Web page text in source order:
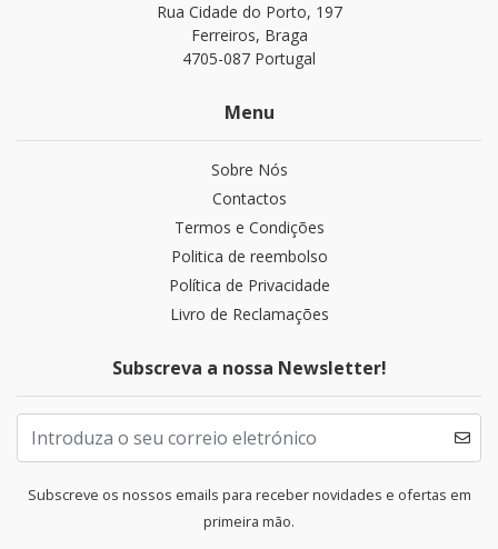
Rua Cidade do Porto, 197
Ferreiros, Braga
4705-087 Portugal
Menu
Sobre Nós
Contactos
Termos e Condições
Politica de reembolso
Política de Privacidade
Livro de Reclamações
Subscreva a nossa Newsletter!
Subscreve os nossos emails para receber novidades e ofertas em
primeira mão.